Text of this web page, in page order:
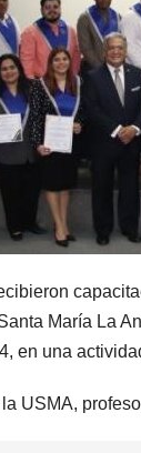
María La
en una
USMA,